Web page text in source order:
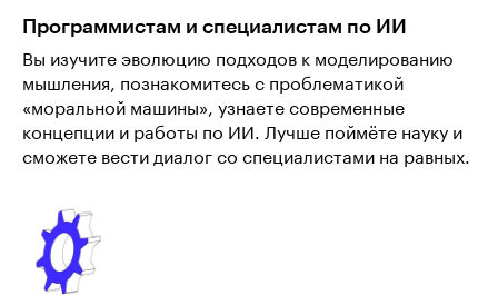
Программистам и специалистам по ИИ
Вы изучите эволюцию подходов к моделированию
мышления, познакомитесь с проблематикой
«моральной машины», узнаете современные
концепции и работы по ИИ. Лучше поймёте науку и
сможете вести диалог со специалистами на равных.